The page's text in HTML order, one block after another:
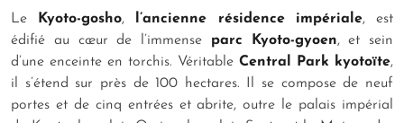
Le Kyoto-gosho, l’ancienne résidence impériale, est
édifié au cœur de l’immense parc Kyoto-gyoen, et sein
d’une enceinte en torchis. Véritable Central Park kyotoïte,
il s’étend sur près de 100 hectares. Il se compose de neuf
portes et de cinq entrées et abrite, outre le palais impérial